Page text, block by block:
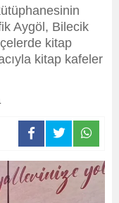
Aygöl, Bilecik
kitap
kitap kafeler